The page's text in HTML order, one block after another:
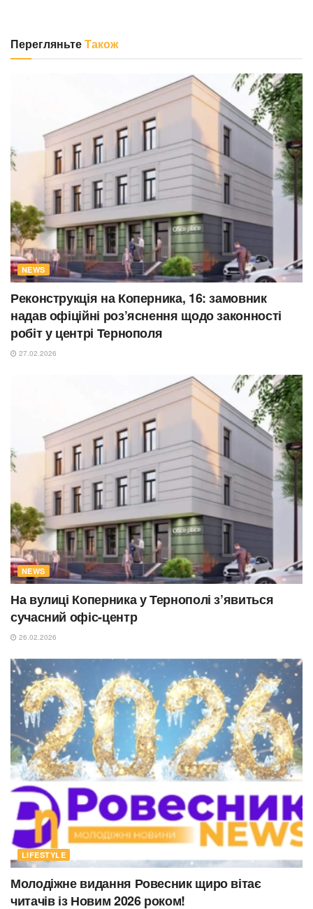
ПерегляньтеТакож
NEWS
Реконструкція на Коперника, 16: замовник
надав офіційні роз’яснення щодо законності
робіт у центрі Тернополя
27.02.2026
NEWS
На вулиці Коперника у Тернополі з’явиться
сучасний офіс-центр
26.02.2026
LIFESTYLE
Молодіжне видання Ровесник щиро вітає
читачів із Новим 2026 роком!